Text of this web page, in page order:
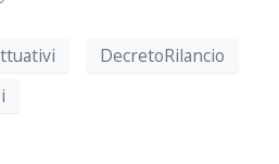
DecretoRilancio